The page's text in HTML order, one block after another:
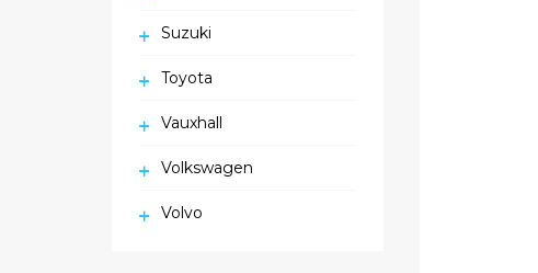
Suzuki
Toyota
Vauxhall
Volkswagen
Volvo